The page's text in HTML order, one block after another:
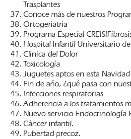
Trasplantes
Conoce más de nuestros
Ortogeriatría
Programa Especial
Hospital Infantil Universitario de
Clínica del Dolor
Toxicología
Juguetes aptos en esta Navidad
Fin de año, ¿qué pasa con
Infecciones respiratorias
Adherencia a los tratamientos
Nuevo servicio Endocrinología
Cáncer infantil.
Pubertad precoz.